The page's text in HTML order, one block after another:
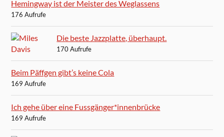
Hemingway ist der Meister des Weglassens
176 Aufrufe
Die beste Jazzplatte, überhaupt.
170 Aufrufe
Beim Päffgen gibt’s keine Cola
169 Aufrufe
Ich gehe über eine Fussgänger*innenbrücke
169 Aufrufe